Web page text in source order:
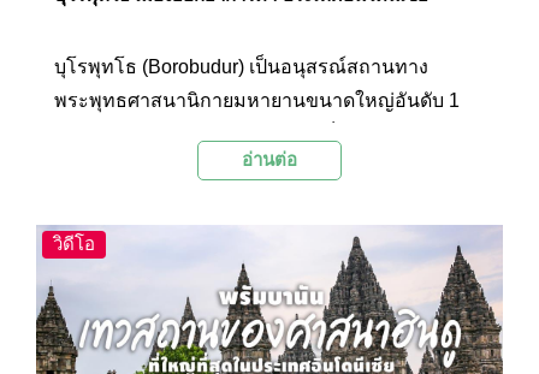
บุโรพุทโธ (Borobudur) เป็นอนุสรณ์สถานทาง
พระพุทธศาสนานิกายมหายานขนาดใหญ่อันดับ 1
องค์กร UNESCO ในปี ค.ศ. 1991 สถานที่แห่งนี้
สำหรับพุทธศาสนิกชนเดินทางมาแสวงบุญสู่หนทาง
แห่งปัญญาตามคำสอนของพระพุทธเจ้า ตั้งอยู่ที่เมือง
ยอกยาการ์ตา (Yogyakarta) ประเทศอินโดนีเซีย
อ่านต่อ
วิดีโอ